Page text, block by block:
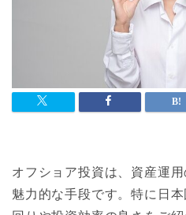
オフショア投資は、資産運
魅力的な手段です。特に日